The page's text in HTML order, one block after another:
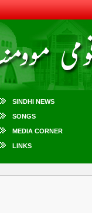
SINDHI NEWS
SONGS
MEDIA CORNER
LINKS